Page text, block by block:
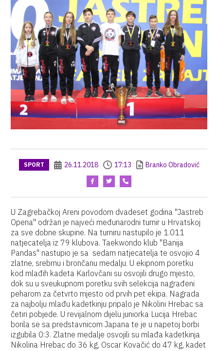
SPORT 26.11.2018 17:13 Branko Obradović
U Zagrebačkoj Areni povodom dvadeset godina "Jastreb
Opena" održan je najveći međunarodni turnir u Hrvatskoj
za sve dobne skupine. Na turniru nastupilo je 1.011
natjecatelja iz 79 klubova. Taekwondo klub "Banija
Pandas" nastupio je sa sedam natjecatelja te osvojio 4
zlatne, srebrnu i brončanu medalju. U ekipnom poretku
kod mlađih kadeta Karlovčani su osvojili drugo mjesto,
dok su u sveukupnom poretku svih selekcija nagrađeni
peharom za četvrto mjesto od prvih pet ekipa. Nagrada
za najbolju mlađu kadetkinju pripalo je Nikolini Hrebac sa
četiri pobjede. U revijalnom dijelu juniorka Lucija Hrebac
borila se sa predstavnicom Japana te je u napetoj borbi
izgubila 0:3. Zlatne medalje osvojili su mlađa kadetkinja
Nikolina Hrebac do 36 kg, Oscar Kovačić do 47 kg, kadet